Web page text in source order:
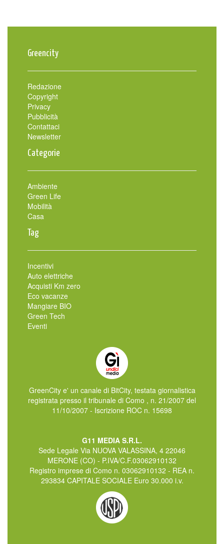
Greencity
Redazione
Copyright
Privacy
Pubblicità
Contattaci
Newsletter
Categorie
Ambiente
Green Life
Mobilità
Casa
Tag
Incentivi
Auto elettriche
Acquisti Km zero
Eco vacanze
Mangiare BIO
Green Tech
Eventi
GreenCity e' un canale di BitCity, testata giornalistica
registrata presso il tribunale di Como , n. 21/2007 del
11/10/2007 - Iscrizione ROC n. 15698
G11 MEDIA S.R.L.
Sede Legale Via NUOVA VALASSINA, 4 22046
MERONE (CO) - P.IVA/C.F.03062910132
Registro imprese di Como n. 03062910132 - REA n.
293834 CAPITALE SOCIALE Euro 30.000 i.v.